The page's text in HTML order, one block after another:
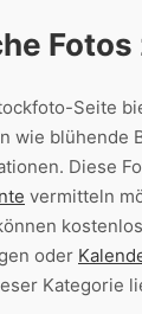
Seite
wie blühende
Diese
vermitteln
oder
Kategorie